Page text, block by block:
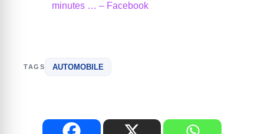
minutes … – Facebook
TAGS AUTOMOBILE